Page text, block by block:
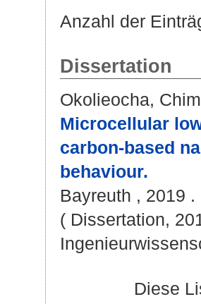
Anzahl der
Dissertation
Okolieocha,
Microcellular
carbon-based
behaviour.
Bayreuth , 2019
( Dissertation,
Diese